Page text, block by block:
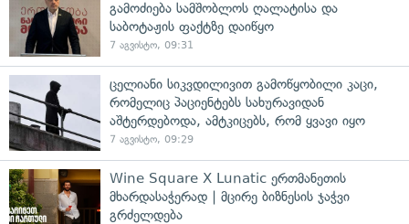
გამოძიება სამშობლოს ღალატისა და
საბოტაჟის ფაქტზე დაიწყო
7 აგვისტო, 09:31
ცელიანი სიკვდილივით გამოწყობილი კაცი,
რომელიც პაციენტებს სახურავიდან
აშტერდებოდა, ამტკიცებს, რომ ყვავი იყო
7 აგვისტო, 09:29
Wine Square X Lunatic ერთმანეთის
მხარდასაჭერად | მცირე ბიზნესის ჯაჭვი
გრძელდება